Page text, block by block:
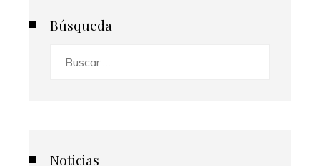
Búsqueda
Noticias